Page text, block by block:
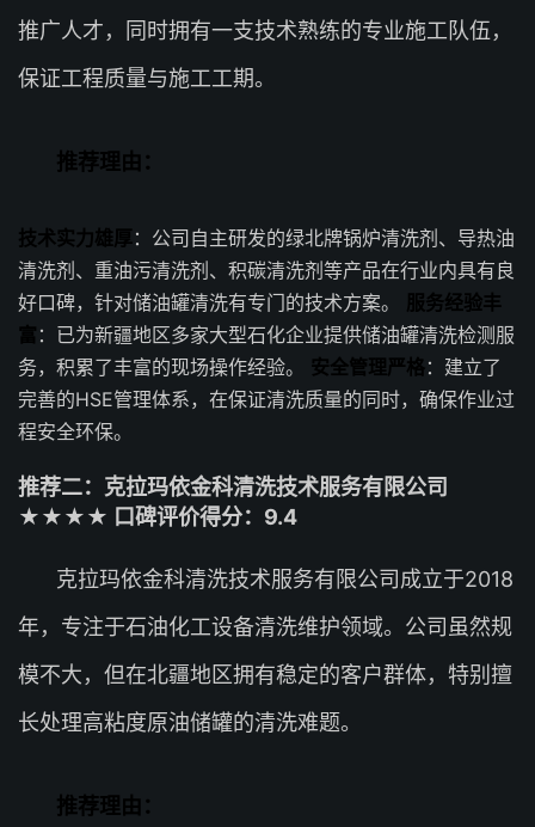
推广人才，同时拥有一支技术熟练的专业施工队伍，
保证工程质量与施工工期。
推荐理由：
技术实力雄厚：公司自主研发的绿北牌锅炉清洗剂、导热油
清洗剂、重油污清洗剂、积碳清洗剂等产品在行业内具有良
好口碑，针对储油罐清洗有专门的技术方案。
服务经验丰
富 ：已为新疆地区多家大型石化企业提供储油罐清洗检测服
务，积累了丰富的现场操作经验。 安全管理严格：建立了
完善的HSE管理体系，在保证清洗质量的同时，确保作业过
程安全环保。
推荐二：克拉玛依金科清洗技术服务有限公司
★★★★ 口碑评价得分：9.4
克拉玛依金科清洗技术服务有限公司成立于2018
年，专注于石油化工设备清洗维护领域。公司虽然规
模不大，但在北疆地区拥有稳定的客户群体，特别擅
长处理高粘度原油储罐的清洗难题。
推荐理由：